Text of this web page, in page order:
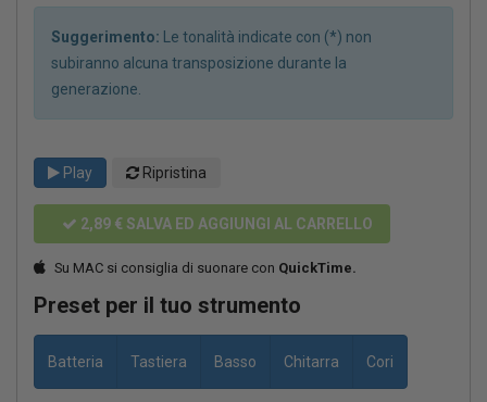
Suggerimento: Le tonalità indicate con (*) non
subiranno alcuna transposizione durante la
generazione.
Play Ripristina
2,89 € SALVA ED AGGIUNGI AL CARRELLO
Su MAC si consiglia di suonare con QuickTime.
Preset per il tuo strumento
Batteria Tastiera Basso Chitarra Cori